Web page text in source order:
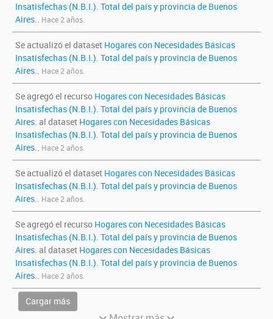
Insatisfechas (N.B.I.). Total del país y provincia de Buenos
Aires.. Hace 2 años.
Se actualizó el dataset Hogares con Necesidades Básicas
Insatisfechas (N.B.I.). Total del país y provincia de Buenos
Aires.. Hace 2 años.
Se agregó el recurso Hogares con Necesidades Básicas
Insatisfechas (N.B.I.). Total del país y provincia de Buenos
Aires. al dataset Hogares con Necesidades Básicas
Insatisfechas (N.B.I.). Total del país y provincia de Buenos
Aires.. Hace 2 años.
Se actualizó el dataset Hogares con Necesidades Básicas
Insatisfechas (N.B.I.). Total del país y provincia de Buenos
Aires.. Hace 2 años.
Se agregó el recurso Hogares con Necesidades Básicas
Insatisfechas (N.B.I.). Total del país y provincia de Buenos
Aires. al dataset Hogares con Necesidades Básicas
Insatisfechas (N.B.I.). Total del país y provincia de Buenos
Aires.. Hace 2 años.
Cargar más